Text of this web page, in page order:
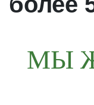
МЫ